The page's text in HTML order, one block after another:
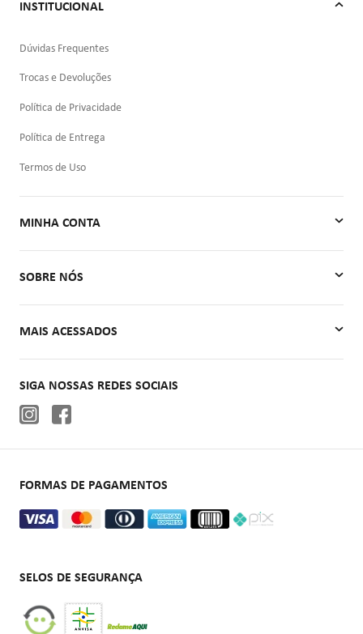
INSTITUCIONAL
Dúvidas Frequentes
Trocas e Devoluções
Política de Privacidade
Política de Entrega
Termos de Uso
MINHA CONTA
SOBRE NÓS
MAIS ACESSADOS
Cadeiras de rodas
SIGA NOSSAS REDES SOCIAIS
FORMAS DE PAGAMENTOS
SELOS DE SEGURANÇA